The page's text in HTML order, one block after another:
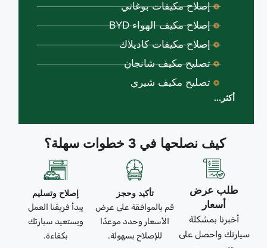
كيف نصلحها في 3 خطوات سهلة؟
طلب عرض
أسعار
أخبرنا بمشكلة
سيارتك واحصل على
تأكيد وحجز
قم بالموافقة على عرض
الأسعار وحدد موعدًا
للإصلاح بسهولة.
إصلاح وتسليم
يبدأ فريقنا العمل
ويستعيد سيارتك
بكفاءة.
إصلاح مكيفات بوغاتي
إصلاح مكيف الهواء BYD
إصلاح مكيفات كاديلاك
تصليح مكيف شانجان
تصليح مكيف شيري
أكثر...